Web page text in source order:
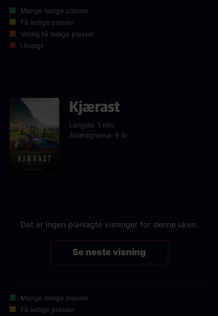
Mange ledige plasser
Få ledige plasser
Veldig få ledige plasser
Utsolgt
Kjærast
Lengde: 1 min
Aldersgrense: 9 år
Det er ingen planlagte visninger for denne uken.
Se neste visning
Mange ledige plasser
Få ledige plasser